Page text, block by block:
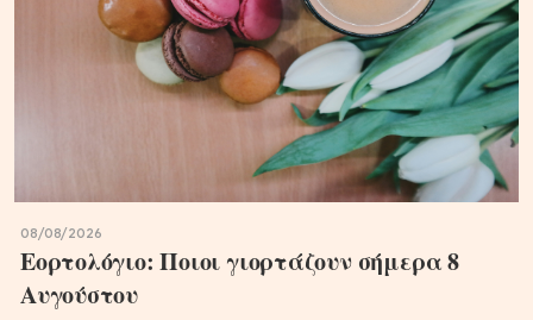
08/08/2026
Εορτολόγιο: Ποιοι γιορτάζουν σήμερα 8
Αυγούστου